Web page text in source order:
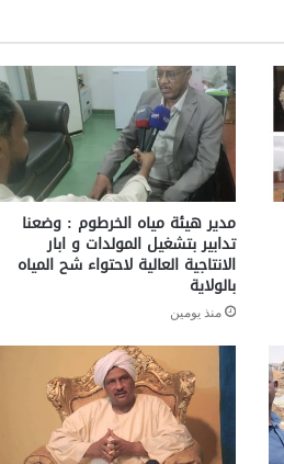
مدير هيئة مياه الخرطوم : وضعنا
تدابير بتشغيل المولدات و ابار
الانتاجية العالية لاحتواء شح المياه
بالولاية
منذ يومين